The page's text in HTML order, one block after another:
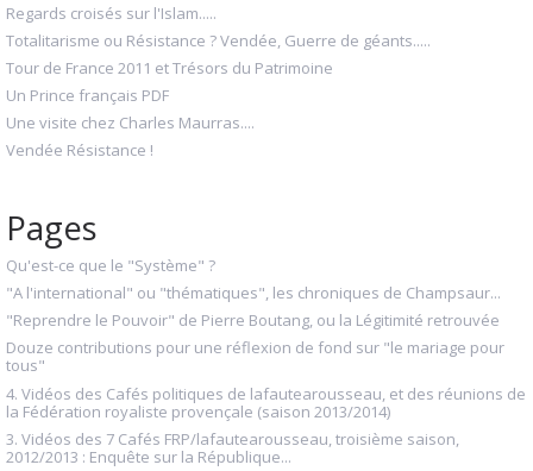
Regards croisés sur l'Islam.....
Totalitarisme ou Résistance ? Vendée, Guerre de géants.....
Tour de France 2011 et Trésors du Patrimoine
Un Prince français PDF
Une visite chez Charles Maurras....
Vendée Résistance !
Pages
Qu'est-ce que le "Système" ?
"A l'international" ou "thématiques", les chroniques de Champsaur...
"Reprendre le Pouvoir" de Pierre Boutang, ou la Légitimité retrouvée
Douze contributions pour une réflexion de fond sur "le mariage pour
tous"
4. Vidéos des Cafés politiques de lafautearousseau, et des réunions de
la Fédération royaliste provençale (saison 2013/2014)
3. Vidéos des 7 Cafés FRP/lafautearousseau, troisième saison,
2012/2013 : Enquête sur la République...